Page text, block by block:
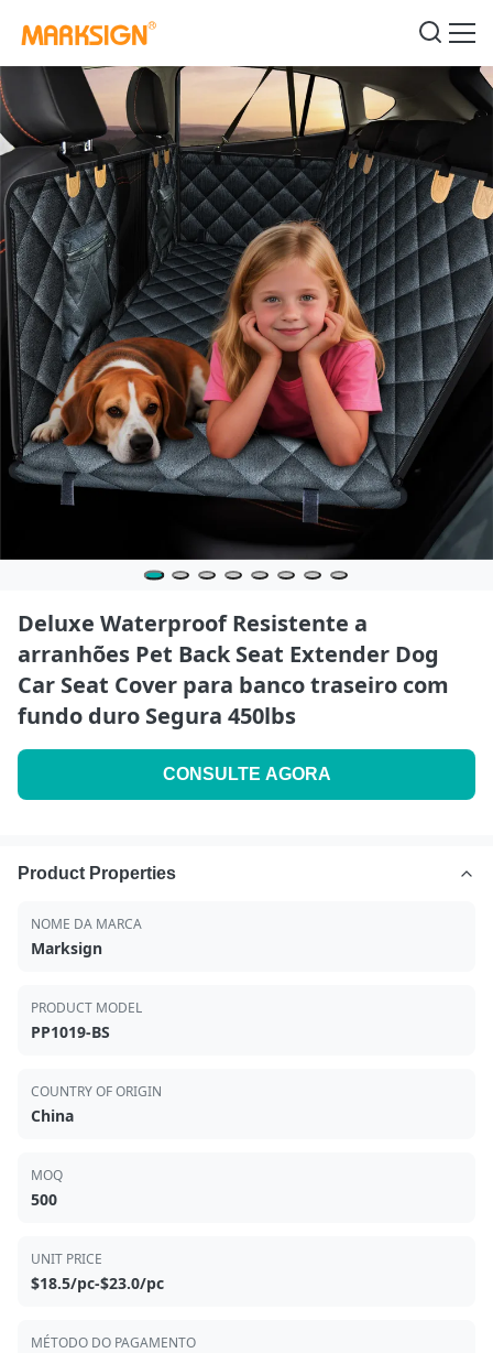
Deluxe Waterproof Resistente a
arranhões Pet Back Seat Extender Dog
Car Seat Cover para banco traseiro com
fundo duro Segura 450lbs
CONSULTE AGORA
Product Properties
NOME DA MARCA
Marksign
PRODUCT MODEL
PP1019-BS
COUNTRY OF ORIGIN
China
MOQ
500
UNIT PRICE
$18.5/pc-$23.0/pc
MÉTODO DO PAGAMENTO